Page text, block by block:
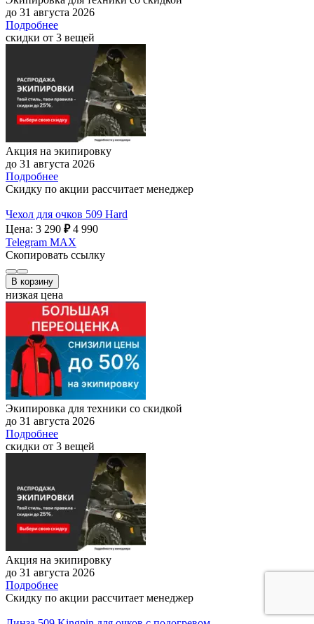
до 31 августа 2026
Подробнее
скидки от 3 вещей
Акция на экипировку
до 31 августа 2026
Подробнее
Скидку по акции рассчитает менеджер
Чехол для очков 509 Hard
Цена: 3 290 ₽ 4 990
Telegram MAX
Скопировать ссылку
В корзину
низкая цена
Экипировка для техники со скидкой
до 31 августа 2026
Подробнее
скидки от 3 вещей
Акция на экипировку
до 31 августа 2026
Подробнее
Скидку по акции рассчитает менеджер